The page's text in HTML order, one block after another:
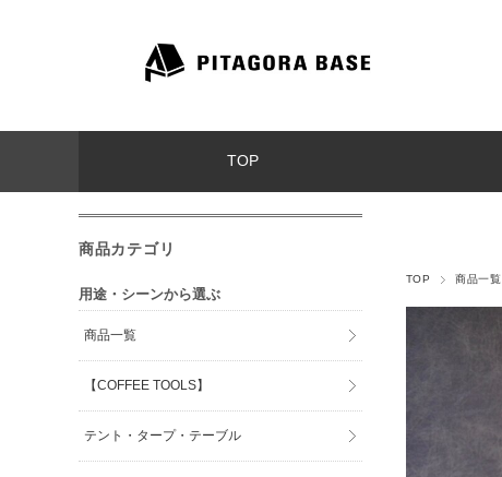
TOP
TOP 商品一覧
商品カテゴリ
用途・シーンから選ぶ
商品一覧
【COFFEE TOOLS】
テント・タープ・テーブル